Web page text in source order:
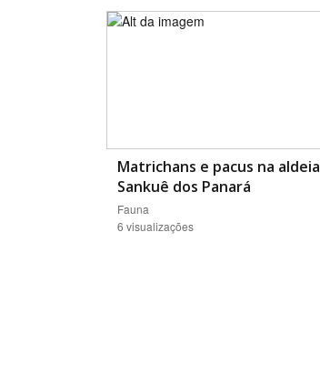
Matrichans e pacus na aldeia
Sankuê dos Panará
Fauna
6 visualizações